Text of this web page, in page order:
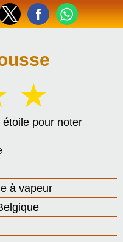
☆
pour noter
à vapeur